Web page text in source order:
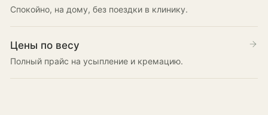
Спокойно, на дому, без поездки в клинику.
Цены по весу
Полный прайс на усыпление и кремацию.